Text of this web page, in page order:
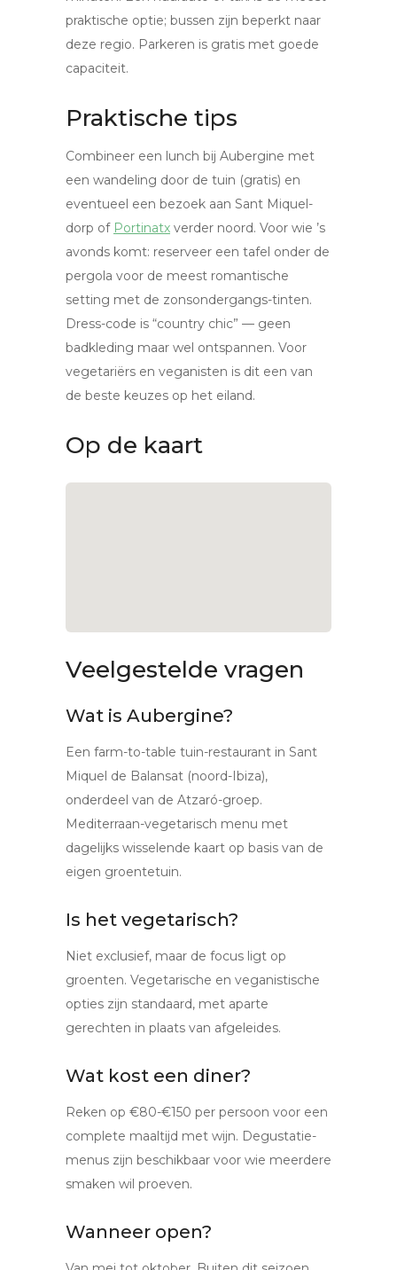
praktische optie; bussen zijn beperkt naar
deze regio. Parkeren is gratis met goede
capaciteit.
Praktische tips
Combineer een lunch bij Aubergine met
een wandeling door de tuin (gratis) en
eventueel een bezoek aan Sant Miquel-
dorp of Portinatx verder noord. Voor wie ’s
avonds komt: reserveer een tafel onder de
pergola voor de meest romantische
setting met de zonsondergangs-tinten.
Dress-code is “country chic” — geen
badkleding maar wel ontspannen. Voor
vegetariërs en veganisten is dit een van
de beste keuzes op het eiland.
Op de kaart
Veelgestelde vragen
Wat is Aubergine?
Een farm-to-table tuin-restaurant in Sant
Miquel de Balansat (noord-Ibiza),
onderdeel van de Atzaró-groep.
Mediterraan-vegetarisch menu met
dagelijks wisselende kaart op basis van de
eigen groentetuin.
Is het vegetarisch?
Niet exclusief, maar de focus ligt op
groenten. Vegetarische en veganistische
opties zijn standaard, met aparte
gerechten in plaats van afgeleides.
Wat kost een diner?
Reken op €80-€150 per persoon voor een
complete maaltijd met wijn. Degustatie-
menus zijn beschikbaar voor wie meerdere
smaken wil proeven.
Wanneer open?